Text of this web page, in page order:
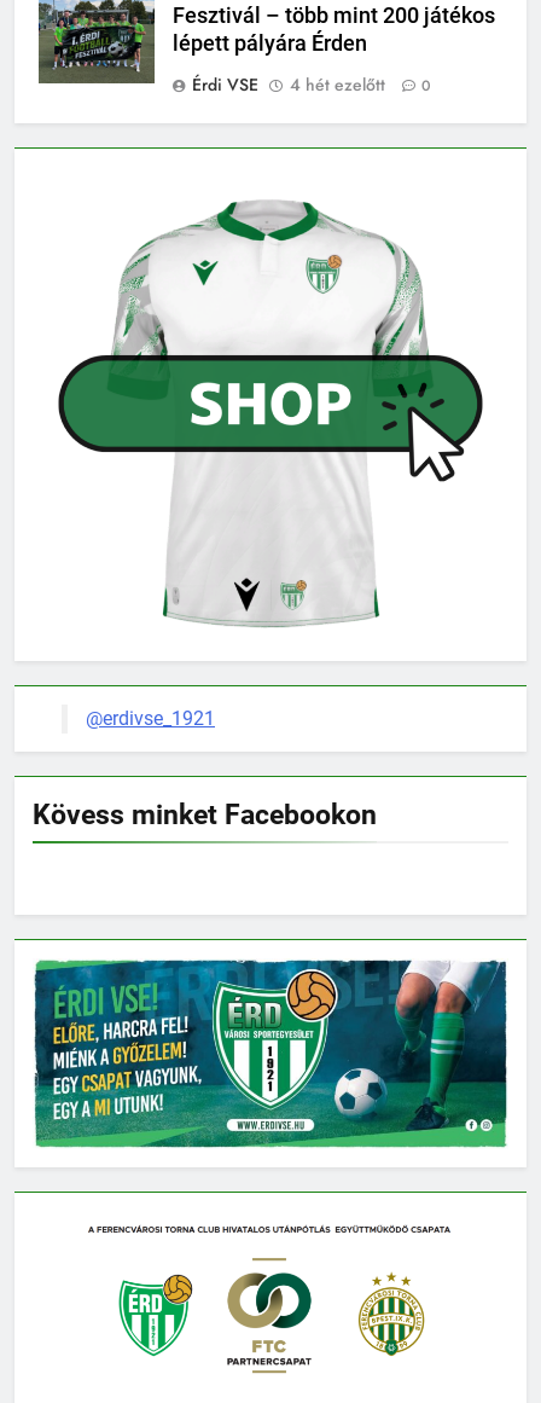
Fesztivál – több mint 200 játékos
lépett pályára Érden
Érdi VSE
4 hét ezelőtt 0
@erdivse_1921
Kövess minket Facebookon